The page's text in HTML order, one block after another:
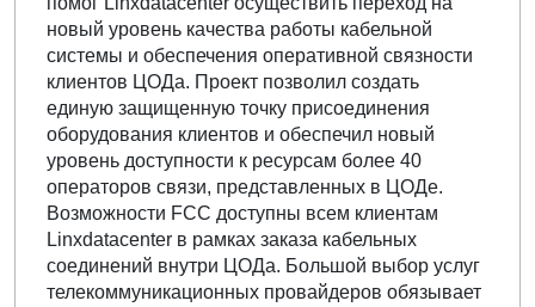
новый уровень качества работы кабельной
системы и обеспечения оперативной связности
клиентов ЦОДа. Проект позволил создать
единую защищенную точку присоединения
оборудования клиентов и обеспечил новый
уровень доступности к ресурсам более 40
операторов связи, представленных в ЦОДе.
Возможности FCC доступны всем клиентам
Linxdatacenter в рамках заказа кабельных
соединений внутри ЦОДа. Большой выбор услуг
телекоммуникационных провайдеров обязывает